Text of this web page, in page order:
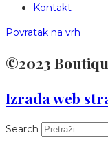
Kontakt
Povratak na vrh
©2023
Izrada web
Search